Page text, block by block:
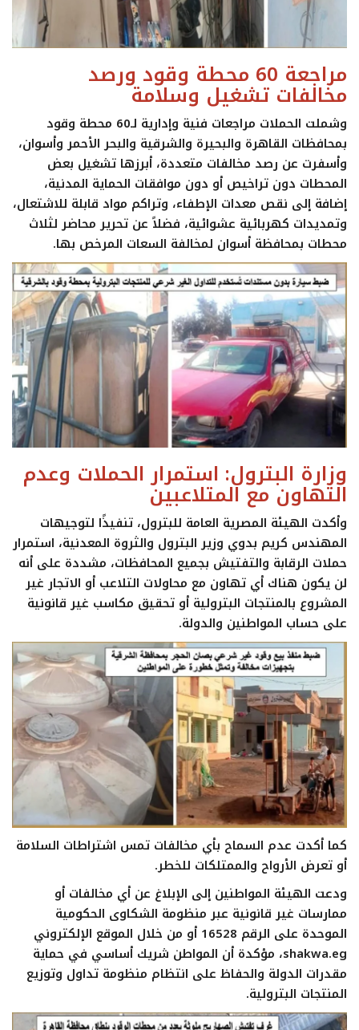
مراجعة 60 محطة وقود ورصد
مخالفات تشغيل وسلامة
وشملت الحملات مراجعات فنية وإدارية لـ60 محطة وقود
بمحافظات القاهرة والبحيرة والشرقية والبحر الأحمر وأسوان،
وأسفرت عن رصد مخالفات متعددة، أبرزها تشغيل بعض
المحطات دون تراخيص أو دون موافقات الحماية المدنية،
إضافة إلى نقص معدات الإطفاء، وتراكم مواد قابلة للاشتعال،
وتمديدات كهربائية عشوائية، فضلاً عن تحرير محاضر لثلاث
محطات بمحافظة أسوان لمخالفة السعات المرخص بها.
وزارة البترول: استمرار الحملات وعدم
التهاون مع المتلاعبين
وأكدت الهيئة المصرية العامة للبترول، تنفيذًا لتوجيهات
المهندس كريم بدوي وزير البترول والثروة المعدنية، استمرار
حملات الرقابة والتفتيش بجميع المحافظات، مشددة على أنه
لن يكون هناك أي تهاون مع محاولات التلاعب أو الاتجار غير
المشروع بالمنتجات البترولية أو تحقيق مكاسب غير قانونية
على حساب المواطنين والدولة.
كما أكدت عدم السماح بأي مخالفات تمس اشتراطات السلامة
أو تعرض الأرواح والممتلكات للخطر.
ودعت الهيئة المواطنين إلى الإبلاغ عن أي مخالفات أو
ممارسات غير قانونية عبر منظومة الشكاوى الحكومية
الموحدة على الرقم 16528 أو من خلال الموقع الإلكتروني
shakwa.eg، مؤكدة أن المواطن شريك أساسي في حماية
مقدرات الدولة والحفاظ على انتظام منظومة تداول وتوزيع
المنتجات البترولية.